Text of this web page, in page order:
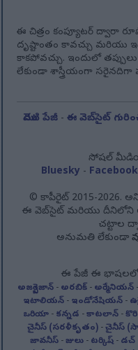
ఈ చిత్రం కంప్యూటర్ ద్వారా
దృష్టాంతం కావచ్చు మరియు
కాకపోవచ్చు. ఇందులో
లేకుండా శాస్త్రీయంగా సరైనదిగా
మొదటి పేజీ- ఈ వెబ్‌సైట్
సోషల్
Bluesky - Facebook
© కాపీరైట్ 2015-2026.
ఈ వెబ్‌సైట్ మరియు దీనిలోని
చట్టాల
అనుమతి లేకుండా
ఈ పేజీ ఈ భాషలలో
అజర్బైజాన్ - అరబిక్ - అర్మేనియన్ -
ఇటాలియన్ - ఇండోనేషియన్ -
ఒరియా - కన్నడ -కాటలాన్ -
చైనీస్ (సరళీకృతం)-చైనీస్
జావనీస్ -జులు - టర్కిష్ - డచ్